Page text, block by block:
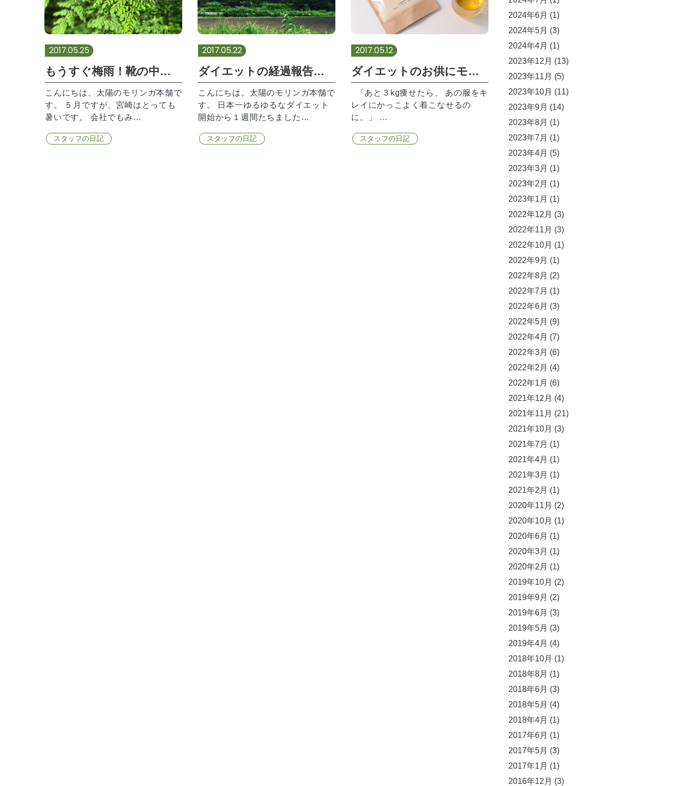
2017.05.25
もうすぐ梅雨！靴の中にモリンガ茶で快適…！？
こんにちは、太陽のモリンガ本舗で
す。 ５月ですが、宮崎はとっても
暑いです。 会社でもみ…
スタッフの日記
2017.05.22
ダイエットの経過報告！モリンガ茶で炊き込みご飯!?
こんにちは。太陽のモリンガ本舗で
す。 日本一ゆるゆるなダイエット
開始から１週間たちました…
スタッフの日記
2017.05.12
ダイエットのお供にモリンガ茶を！スーパーフードで産後も安心!?
「あと３kg痩せたら、 あの服をキ
レイにかっこよく着こなせるの
に。」 …
スタッフの日記
2024年6月 (1)
2024年5月 (3)
2024年4月 (1)
2023年12月 (13)
2023年11月 (5)
2023年10月 (11)
2023年9月 (14)
2023年8月 (1)
2023年7月 (1)
2023年4月 (5)
2023年3月 (1)
2023年2月 (1)
2023年1月 (1)
2022年12月 (3)
2022年11月 (3)
2022年10月 (1)
2022年9月 (1)
2022年8月 (2)
2022年7月 (1)
2022年6月 (3)
2022年5月 (9)
2022年4月 (7)
2022年3月 (6)
2022年2月 (4)
2022年1月 (6)
2021年12月 (4)
2021年11月 (21)
2021年10月 (3)
2021年7月 (1)
2021年4月 (1)
2021年3月 (1)
2021年2月 (1)
2020年11月 (2)
2020年10月 (1)
2020年6月 (1)
2020年3月 (1)
2020年2月 (1)
2019年10月 (2)
2019年9月 (2)
2019年6月 (3)
2019年5月 (3)
2019年4月 (4)
2018年10月 (1)
2018年8月 (1)
2018年6月 (3)
2018年5月 (4)
2018年4月 (1)
2017年6月 (1)
2017年5月 (3)
2017年1月 (1)
2016年12月 (3)